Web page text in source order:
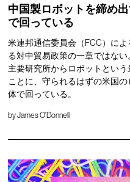
中国製ロボットを締め
で回っている
米連邦通信委員会（FCC）に
る対中貿易政策の一章ではな
主要研究所からロボットとい
ことに、守られるはずの米国
体で回っている。
byJames O'Donnell